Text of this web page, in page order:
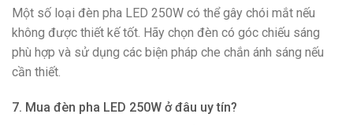
Một số loại đèn pha LED 250W có thể gây chói mắt nếu
không được thiết kế tốt. Hãy chọn đèn có góc chiếu sáng
phù hợp và sử dụng các biện pháp che chắn ánh sáng nếu
cần thiết.
7. Mua đèn pha LED 250W ở đâu uy tín?